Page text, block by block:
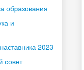
образования
и
2023
совет